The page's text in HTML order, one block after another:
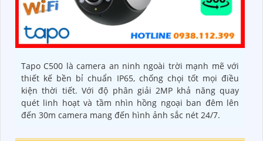
Tapo C500 là camera an ninh ngoài trời mạnh mẽ với
thiết kế bền bỉ chuẩn IP65, chống chọi tốt mọi điều
kiện thời tiết. Với độ phân giải 2MP khả năng quay
quét linh hoạt và tầm nhìn hồng ngoại ban đêm lên
đến 30m camera mang đến hình ảnh sắc nét 24/7.